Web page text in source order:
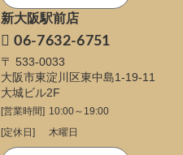
新大阪駅前店
06-7632-6751
〒 533-0033
大阪市東淀川区東中島1-19-11
大城ビル2F
[営業時間] 10:00～19:00
[定休日]
木曜日